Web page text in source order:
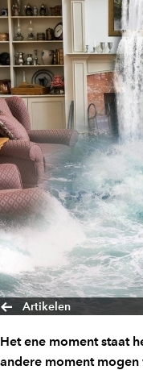
Artikelen
Het ene moment staat
andere moment